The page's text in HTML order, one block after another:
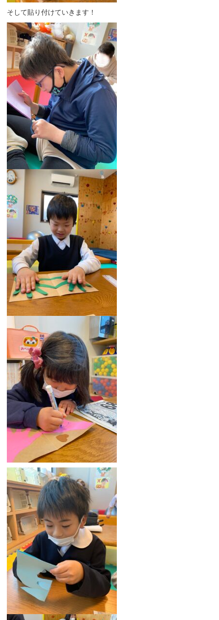
そして貼り付けていきます ！